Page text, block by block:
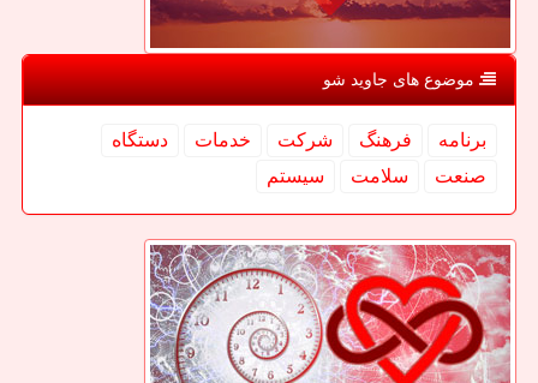
موضوع های جاوید شو
برنامه فرهنگ شركت خدمات
دستگاه
صنعت
سلامت سیستم